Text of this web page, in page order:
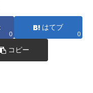
0
はてブ
0
コピー